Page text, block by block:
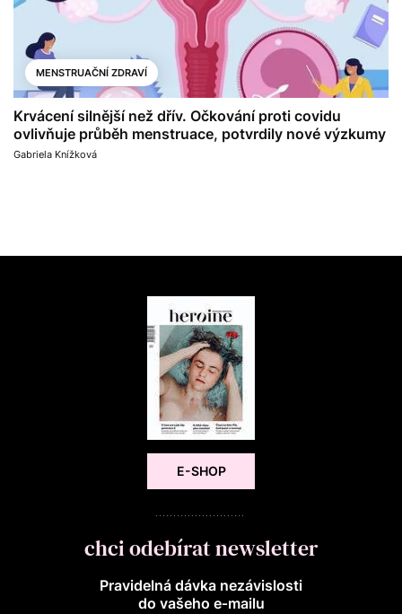
MENSTRUAČNÍ ZDRAVÍ
Krvácení silnější než dřív. Očkování proti covidu
ovlivňuje průběh menstruace, potvrdily nové výzkumy
Gabriela Knížková
E-SHOP
chci odebírat newsletter
Pravidelná dávka nezávislosti
do vašeho e‑mailu